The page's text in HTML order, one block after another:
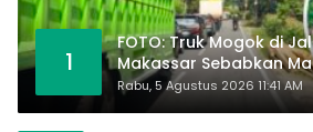
1
FOTO: Truk Mogok di
Makassar Sebabkan
Tangan
Rabu, 5 Agustus 2026 11:41 AM